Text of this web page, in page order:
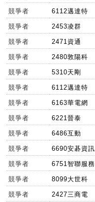
競爭者 6112邁達特
競爭者 2453凌群
競爭者 2471資通
競爭者 2480敦陽科
競爭者 5310天剛
競爭者 6112邁達特
競爭者 6163華電網
競爭者 6221晉泰
競爭者 6486互動
競爭者 6690安碁資訊
競爭者 6751智聯服務
競爭者 8099大世科
競爭者 2427三商電